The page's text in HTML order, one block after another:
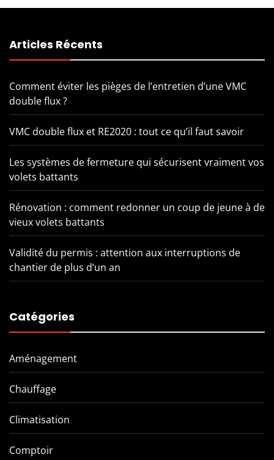
Articles Récents
Comment éviter les pièges de l’entretien d’une VMC
double flux ?
VMC double flux et RE2020 : tout ce qu’il faut savoir
Les systèmes de fermeture qui sécurisent vraiment vos
volets battants
Rénovation : comment redonner un coup de jeune à de
vieux volets battants
Validité du permis : attention aux interruptions de
chantier de plus d’un an
Catégories
Aménagement
Chauffage
Climatisation
Comptoir